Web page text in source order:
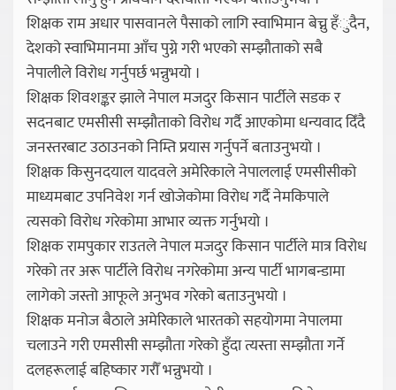
शिक्षक राम अधार पासवानले पैसाको लागि स्वाभिमान बेच्नु हँुदैन,
देशको स्वाभिमानमा आँच पुग्ने गरी भएको सम्झौताको सबै
नेपालीले विरोध गर्नुपर्छ भन्नुभयो ।
शिक्षक शिवशङ्कर झाले नेपाल मजदुर किसान पार्टीले सडक र
सदनबाट एमसीसी सम्झौताको विरोध गर्दै आएकोमा धन्यवाद दिँदै
जनस्तरबाट उठाउनको निम्ति प्रयास गर्नुपर्ने बताउनुभयो ।
शिक्षक किसुनदयाल यादवले अमेरिकाले नेपाललाई एमसीसीको
माध्यमबाट उपनिवेश गर्न खोजेकोमा विरोध गर्दै नेमकिपाले
त्यसको विरोध गरेकोमा आभार व्यक्त गर्नुभयो ।
शिक्षक रामपुकार राउतले नेपाल मजदुर किसान पार्टीले मात्र विरोध
गरेको तर अरू पार्टीले विरोध नगरेकोमा अन्य पार्टी भागबन्डामा
लागेको जस्तो आफूले अनुभव गरेको बताउनुभयो ।
शिक्षक मनोज बैठाले अमेरिकाले भारतको सहयोगमा नेपालमा
चलाउने गरी एमसीसी सम्झौता गरेको हुँदा त्यस्ता सम्झौता गर्ने
दलहरूलाई बहिष्कार गरौँ भन्नुभयो ।